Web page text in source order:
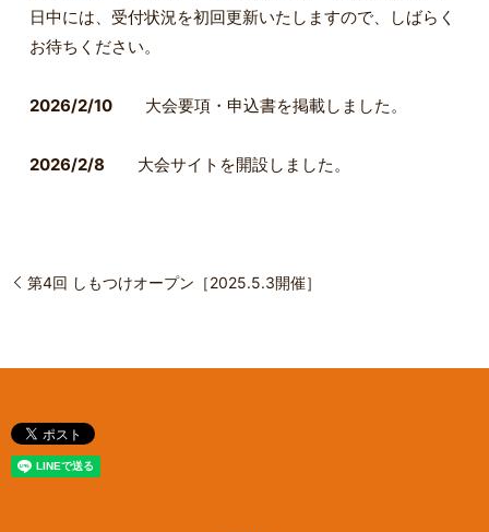
日中には、受付状況を初回更新いたしますので、しばらく
お待ちください。
2026/2/10 大会要項・申込書を掲載しました。
2026/2/8 大会サイトを開設しました。
第4回 しもつけオープン［2025.5.3開催］